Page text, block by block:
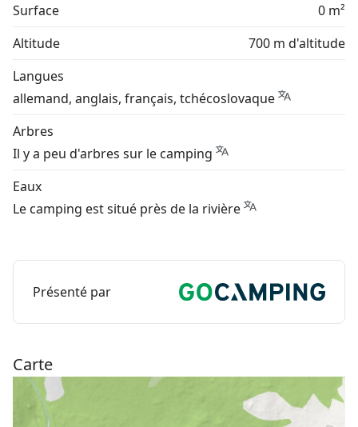
Surface
0 m²
Altitude
700 m d'altitude
Langues
allemand, anglais, français, tchécoslovaque
Arbres
Il y a peu d'arbres sur le camping
Eaux
Le camping est situé près de la rivière
Présenté par
Carte